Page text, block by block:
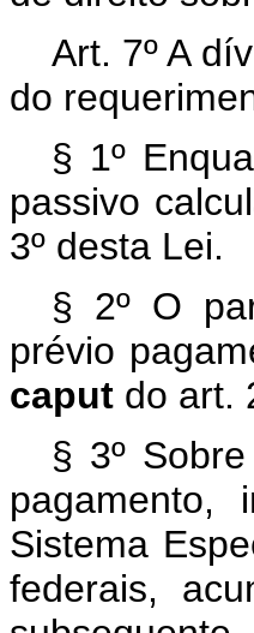
Art. 7º A
do
§ 1º
passivo
3º desta Lei.
§ 2º O
prévio
caput do art.
§ 3º
pagamento,
Sistema
federais,